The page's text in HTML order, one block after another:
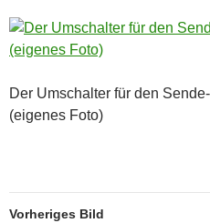
Der Umschalter für den
(eigenes Foto)
Vorheriges Bild